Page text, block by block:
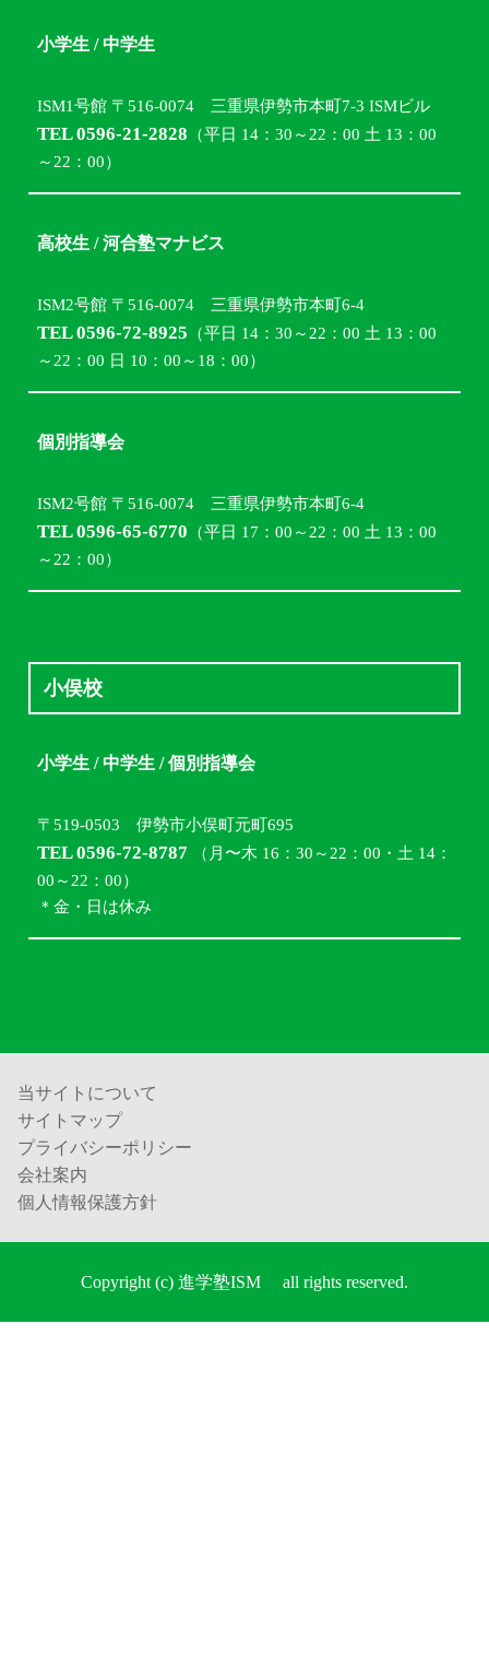
小学生 / 中学生
ISM1号館 〒516-0074 三重県伊勢市本町7-3 ISMビル
TEL 0596-21-2828 （平日 14：30～22：00 土 13：00
～22：00）
高校生 / 河合塾マナビス
ISM2号館 〒516-0074 三重県伊勢市本町6-4
TEL 0596-72-8925 （平日 14：30～22：00 土 13：00
～22：00 日 10：00～18：00）
個別指導会
ISM2号館 〒516-0074 三重県伊勢市本町6-4
TEL 0596-65-6770 （平日 17：00～22：00 土 13：00
～22：00）
小俣校
小学生 / 中学生 / 個別指導会
〒519-0503 伊勢市小俣町元町695
TEL 0596-72-8787 （月〜木 16：30～22：00・土 14：
00～22：00）
＊金・日は休み
当サイトについて
サイトマップ
プライバシーポリシー
会社案内
個人情報保護方針
Copyright (c) 進学塾ISM all rights reserved.